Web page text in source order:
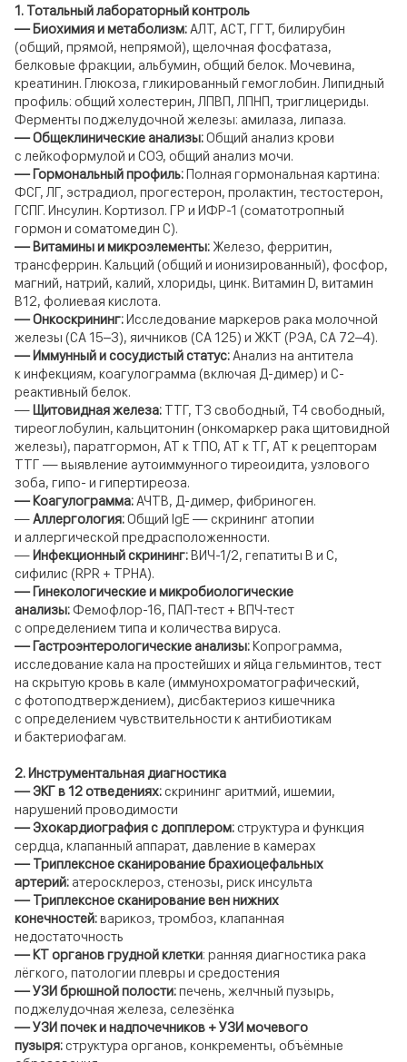
1. Тотальный лабораторный контроль
— Биохимия и метаболизм: АЛТ, АСТ, ГГТ, билирубин
(общий, прямой, непрямой), щелочная фосфатаза,
белковые фракции, альбумин, общий белок. Мочевина,
креатинин. Глюкоза, гликированный гемоглобин. Липидный
профиль: общий холестерин, ЛПВП, ЛПНП, триглицериды.
Ферменты поджелудочной железы: амилаза, липаза.
— Общеклинические анализы:Общий анализ крови
с лейкоформулой и СОЭ, общий анализ мочи.
— Гормональный профиль:Полная гормональная картина:
ФСГ, ЛГ, эстрадиол, прогестерон, пролактин, тестостерон,
ГСПГ. Инсулин. Кортизол. ГР и ИФР-1 (соматотропный
гормон и соматомедин С).
— Витамины и микроэлементы: Железо, ферритин,
трансферрин. Кальций (общий и ионизированный), фосфор,
магний, натрий, калий, хлориды, цинк. Витамин D, витамин
B12, фолиевая кислота.
— Онкоскрининг:Исследование маркеров рака молочной
железы (СА 15–3), яичников (СА 125) и ЖКТ (РЭА, СА 72–4).
— Иммунный и сосудистый статус: Анализ на антитела
к инфекциям, коагулограмма (включая Д-димер) и С-
реактивный белок.
—Щитовидная железа: ТТГ, Т3 свободный, Т4 свободный,
тиреоглобулин, кальцитонин (онкомаркер рака щитовидной
железы), паратгормон, АТ к ТПО, АТ к ТГ, АТ к рецепторам
ТТГ — выявление аутоиммунного тиреоидита, узлового
зоба, гипо- и гипертиреоза.
—Коагулограмма: АЧТВ, Д-димер, фибриноген.
—Аллергология:Общий IgE — скрининг атопии
и аллергической предрасположенности.
—Инфекционный скрининг:ВИЧ-1/2, гепатиты B и C,
сифилис (RPR + TPHA).
— Гинекологические и микробиологические
анализы:Фемофлор-16, ПАП-тест + ВПЧ-тест
с определением типа и количества вируса.
— Гастроэнтерологические анализы:Копрограмма,
исследование кала на простейших и яйца гельминтов, тест
на скрытую кровь в кале (иммунохроматографический,
с фотоподтверждением), дисбактериоз кишечника
с определением чувствительности к антибиотикам
и бактериофагам.
2.Инструментальная диагностика
— ЭКГ в 12 отведениях:скрининг аритмий, ишемии,
нарушений проводимости
—Эхокардиография с допплером:структура и функция
сердца, клапанный аппарат, давление в камерах
—Триплексное сканирование брахиоцефальных
артерий: атеросклероз, стенозы, риск инсульта
— Триплексное сканирование вен нижних
конечностей:варикоз, тромбоз, клапанная
недостаточность
— КТ органов грудной клетки: ранняя диагностика рака
лёгкого, патологии плевры и средостения
— УЗИ брюшной полости:печень, желчный пузырь,
поджелудочная железа, селезёнка
— УЗИ почек и надпочечников + УЗИ мочевого
пузыря:структура органов, конкременты, объёмные